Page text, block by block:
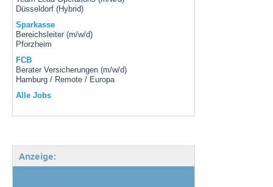
Düsseldorf (Hybrid)
Sparkasse
Bereichsleiter (m/w/d)
Pforzheim
FCB
Berater Versicherungen (m/w/d)
Hamburg / Remote / Europa
Alle Jobs
Anzeige: